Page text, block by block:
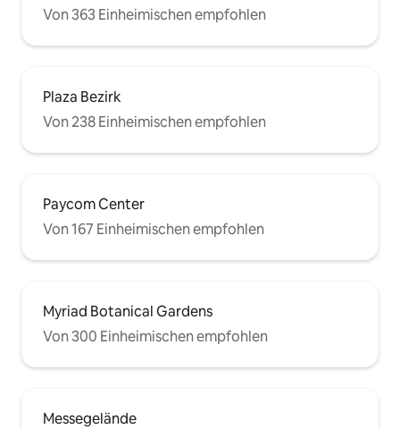
Von 363 Einheimischen empfohlen
Plaza Bezirk
Von 238 Einheimischen empfohlen
Paycom Center
Von 167 Einheimischen empfohlen
Myriad Botanical Gardens
Von 300 Einheimischen empfohlen
Messegelände